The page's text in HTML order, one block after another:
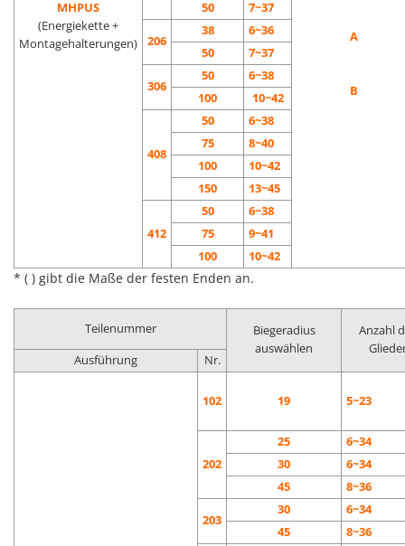
MHPUS
(Energiekette +
Montagehalterungen)
A
B
50 7~37
206
38
6~36
50
7~37
306
50
6~38
100
10~42
408
50
6~38
75
8~40
100
10~42
150
13~45
412
50
6~38
75
9~41
100
10~42
* ( ) gibt die Maße der festen Enden an.
Teilenummer
Biegeradius
auswählen
Anzahl
Ausführung Nr.
102 19 5~23
202
25
6~34
30
6~34
45
8~36
203
30
6~34
45
8~36